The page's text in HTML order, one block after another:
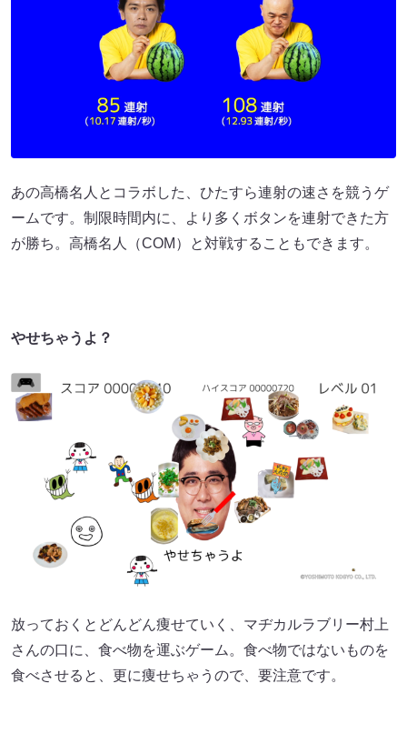
あの高橋名人とコラボした、ひたすら連射の速さを競うゲ
ームです。制限時間内に、より多くボタンを連射できた方
が勝ち。高橋名人（COM）と対戦することもできます。
やせちゃうよ？
放っておくとどんどん痩せていく、マヂカルラブリー村上
さんの口に、食べ物を運ぶゲーム。食べ物ではないものを
食べさせると、更に痩せちゃうので、要注意です。